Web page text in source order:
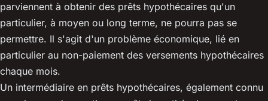
parviennent à obtenir des prêts hypothécaires qu'un
particulier, à moyen ou long terme, ne pourra pas se
permettre. Il s'agit d'un problème économique, lié en
particulier au non-paiement des versements hypothécaires
chaque mois.
Un intermédiaire en prêts hypothécaires, également connu